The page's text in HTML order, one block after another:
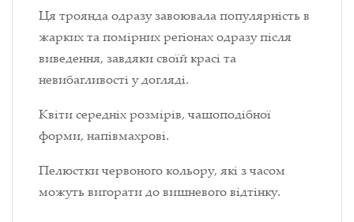
Ця троянда одразу завоювала популярність в
жарких та помірних регіонах одразу після
виведення, завдяки своїй красі та
невибагливості у догляді.
Квіти середніх розмірів, чашоподібної
форми, напівмахрові.
Пелюстки червоного кольору, які з часом
можуть вигорати до вишневого відтінку.